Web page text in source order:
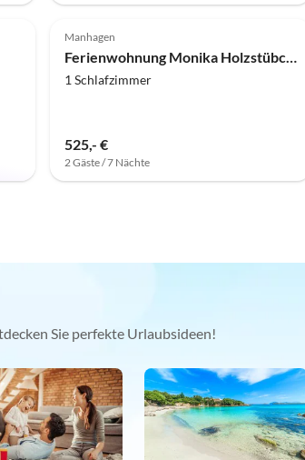
Top-Inserat
5.0 (4)
Manhagen
Ferienwohnung Monika Holzstübchen
1 Schlafzimmer
525,- €
2 Gäste / 7 Nächte
Sie perfekte Urlaubsideen!